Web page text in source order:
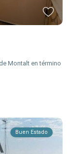
Montalt en término
Buen Estado